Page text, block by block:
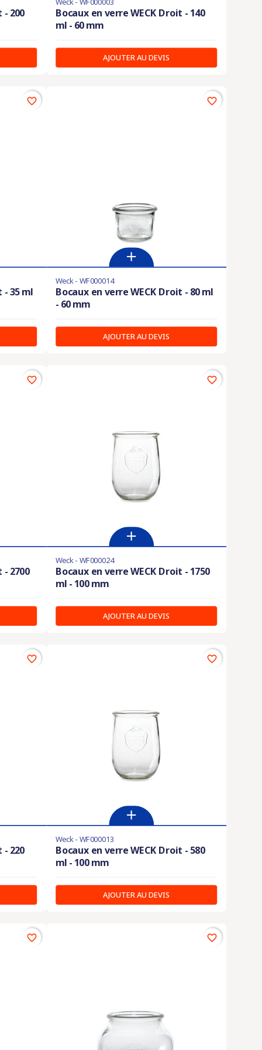
- 200
Bocaux en verre WECK Droit - 140
ml - 60 mm
AJOUTER AU DEVIS
- 35 ml
favorite_border
Weck - WF000014
Bocaux en verre WECK Droit - 80 ml
- 60 mm
AJOUTER AU DEVIS
favorite_border
2700
favorite_border
Weck - WF000024
Bocaux en verre WECK Droit - 1750
ml - 100 mm
AJOUTER AU DEVIS
favorite_border
- 220
favorite_border
Weck - WF000013
Bocaux en verre WECK Droit - 580
ml - 100 mm
AJOUTER AU DEVIS
favorite_border
favorite_border favorite_border